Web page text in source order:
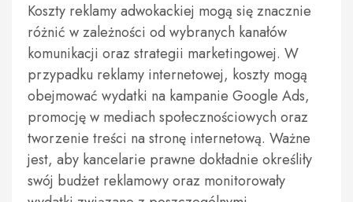
Koszty reklamy adwokackiej mogą się znacznie
różnić w zależności od wybranych kanałów
komunikacji oraz strategii marketingowej. W
przypadku reklamy internetowej, koszty mogą
obejmować wydatki na kampanie Google Ads,
promocję w mediach społecznościowych oraz
tworzenie treści na stronę internetową. Ważne
jest, aby kancelarie prawne dokładnie określiły
swój budżet reklamowy oraz monitorowały